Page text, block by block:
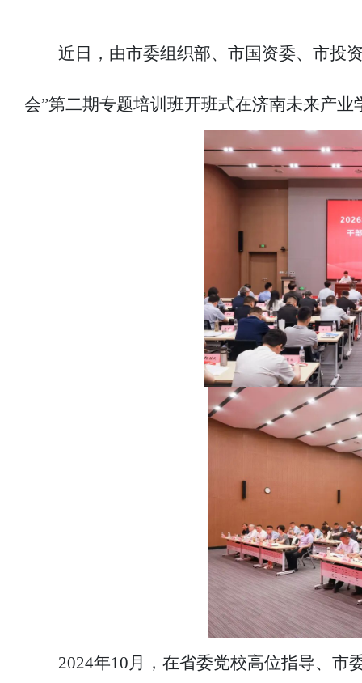
近日，由市委组织部、市国资委、市投
会”第二期专题培训班开班式在济南未来产
2024年10月，在省委党校高位指导、市